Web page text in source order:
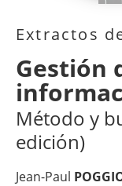
Extractos
Gestión
Método y
edición)
Jean-Paul